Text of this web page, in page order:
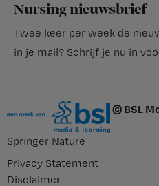
Nursing nieuwsbrief
Twee keer per week de
in je mail? Schrijf je nu in
© BSL
Springer Nature
Privacy Statement
Disclaimer